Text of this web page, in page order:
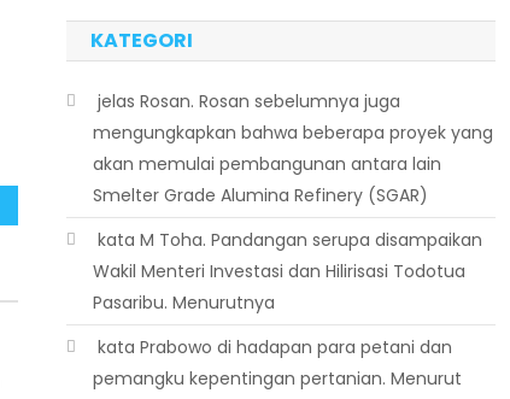
KATEGORI
 jelas Rosan. Rosan sebelumnya juga
mengungkapkan bahwa beberapa proyek yang
akan memulai pembangunan antara lain
Smelter Grade Alumina Refinery (SGAR)
 kata M Toha. Pandangan serupa disampaikan
Wakil Menteri Investasi dan Hilirisasi Todotua
Pasaribu. Menurutnya
 kata Prabowo di hadapan para petani dan
pemangku kepentingan pertanian. Menurut